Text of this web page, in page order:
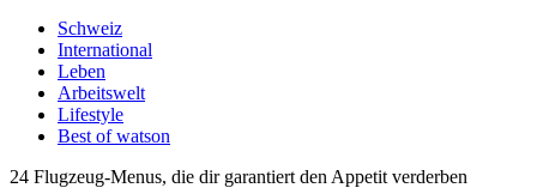
Schweiz
International
Leben
Arbeitswelt
Lifestyle
Best of watson
24 Flugzeug-Menus, die dir garantiert den Appetit verderben